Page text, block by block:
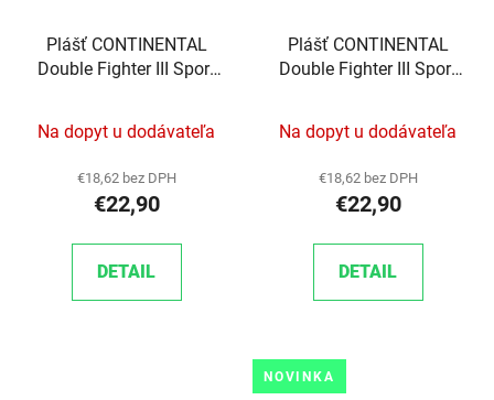
Plášť CONTINENTAL
Double Fighter III Sport
Na dopyt u dodávateľa
€18,62 bez DPH
€22,90
DETAIL
Plášť CONTINENTAL
Double Fighter III Sport
Na dopyt u dodávateľa
€18,62 bez DPH
€22,90
DETAIL
NOVINKA